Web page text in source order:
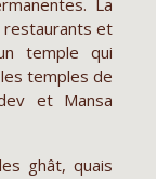
La
restaurants et
temple qui
temples de
et Mansa
ghât, quais